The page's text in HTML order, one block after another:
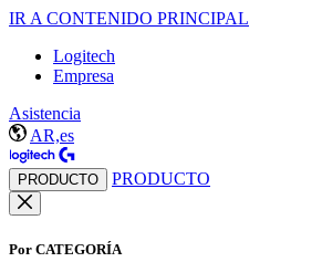
IR A CONTENIDO PRINCIPAL
Logitech
Empresa
Asistencia
AR,es
PRODUCTO PRODUCTO
Por CATEGORÍA